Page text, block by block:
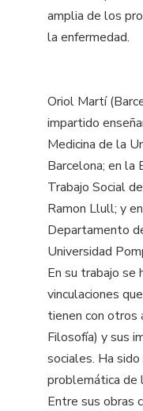
amplia de los
la enfermedad.
Oriol Martí
impartido
Medicina de la
Barcelona; en la
Trabajo Social
Ramon Llull; y
Departamento
Universidad
En su trabajo se
vinculaciones
tienen con otros
Filosofía) y sus
sociales. Ha
problemática de
Entre sus obras